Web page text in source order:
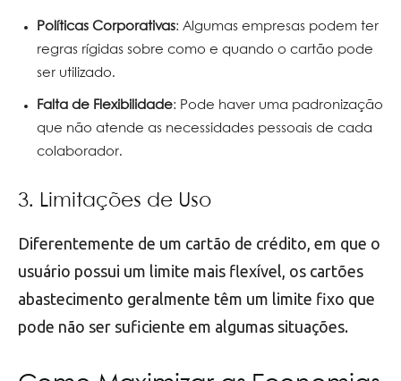
Políticas Corporativas: Algumas empresas podem ter
regras rígidas sobre como e quando o cartão pode
ser utilizado.
Falta de Flexibilidade: Pode haver uma padronização
que não atende as necessidades pessoais de cada
colaborador.
3. Limitações de Uso
Diferentemente de um cartão de crédito, em que o
usuário possui um limite mais flexível, os cartões
abastecimento geralmente têm um limite fixo que
pode não ser suficiente em algumas situações.